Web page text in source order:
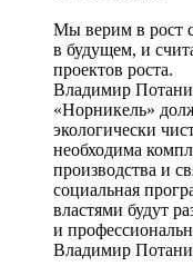
Мы верим в рост
в будущем, и
проектов роста.
Владимир
«Норникель»
экологически
необходима
производства и
социальная
властями будут
и
Владимир